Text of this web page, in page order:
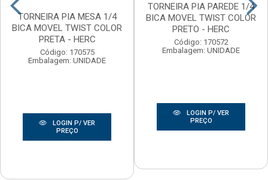
TORNEIRA PIA MESA 1/4
BICA MOVEL TWIST COLOR
PRETA - HERC
Código: 170575
Embalagem: UNIDADE
LOGIN P/ VER
PREÇO
TORNEIRA PIA PAREDE 1/4
BICA MOVEL TWIST COLOR
PRETO - HERC
Código: 170572
Embalagem: UNIDADE
LOGIN P/ VER
PREÇO